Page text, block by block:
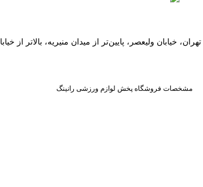
خیابان ولیعصر، پایین‌تر از میدان منیریه، بالاتر از
مشخصات فروشگاه پخش لوازم ورزشی رانینگ